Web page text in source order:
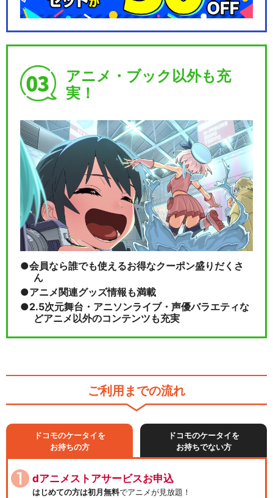
アニメ・ブック以外も充
実！
会員なら誰でも使えるお得なクーポン盛りだくさ
ん
アニメ関連グッズ情報も満載
2.5次元舞台・アニソンライブ・声優バラエティな
どアニメ以外のコンテンツも充実
ご利用までの流れ
ドコモのケータイを
お持ちの方
ドコモのケータイを
お持ちでない方
dアニメストアサービスお申込
はじめての方は初月無料でアニメが見放題！